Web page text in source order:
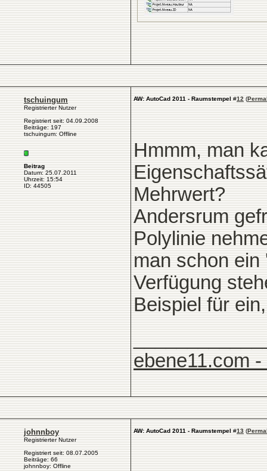
tschuingum
Registrierter Nutzer
Registriert seit: 04.09.2008
Beiträge: 197
tschuingum: Offline
Beitrag
Datum: 25.07.2011
Uhrzeit: 15:54
ID: 44505
AW: AutoCad 2011 - Raumstempel #12 (
Hmmm, man
Mehrwert?
Andersrum
Polylinie
man schon
Verfügung
Beispiel für
ebene11.com
johnnboy
Registrierter Nutzer
Registriert seit: 08.07.2005
Beiträge: 66
johnnboy: Offline
AW: AutoCad 2011 - Raumstempel #13 (